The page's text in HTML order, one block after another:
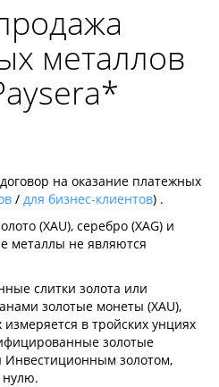
металлов
*
на оказание платежных
/ для бизнес-клиентов) .
(XAU), серебро (XAG) и
металлы не являются
слитки золота или
золотые монеты (XAU),
в тройских унциях
золотые
Инвестиционным золотом,
нулю.